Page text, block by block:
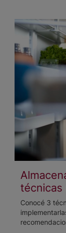
técnicas
Conocé 3